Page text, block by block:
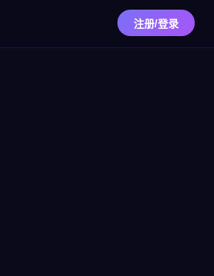
注册/登录